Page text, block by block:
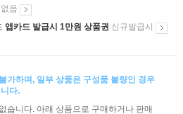
음
앱카드 발급시 1만원 상품권 신규발급시
가하며, 일부 상품은 구성품 불량인 경우
다.
습니다. 아래 상품으로 구매하거나 판매